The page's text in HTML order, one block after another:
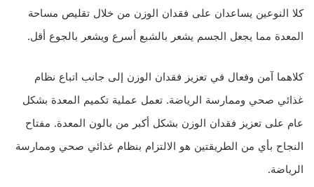
كلا النوعين يساعدان على فقدان الوزن من خلال تقليص مساحة
المعدة مما يجعل الجسم يشعر بالشبع أسرع ويشعر بالجوع أقل.
كلاهما آمن وفعال في تعزيز فقدان الوزن إلى جانب اتباع نظام
غذائي صحي وممارسة الرياضة. تعمل عملية تكميم المعدة بشكل
عام على تعزيز فقدان الوزن بشكل أكبر من بالون المعدة. مفتاح
النجاح بأي من الطريقتين هو الالتزام بنظام غذائي صحي وممارسة
الرياضة.